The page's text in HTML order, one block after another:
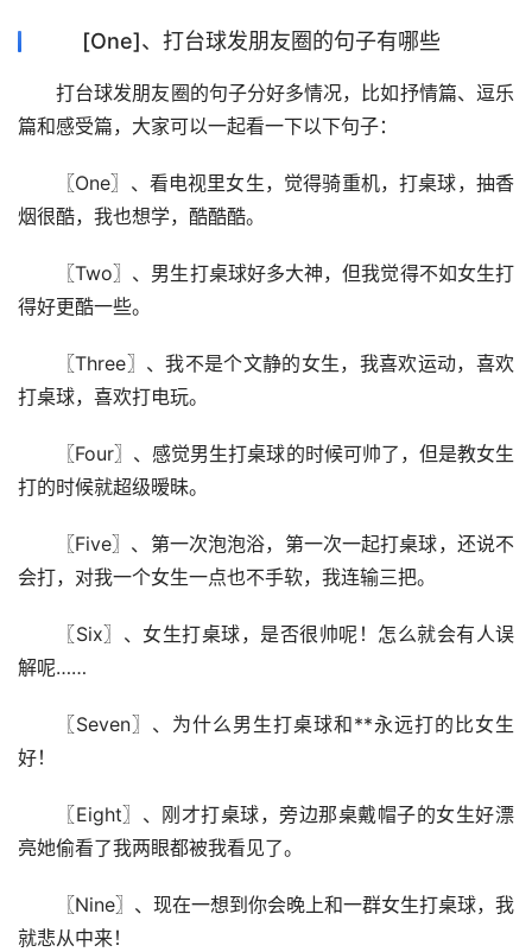
[One]、打台球发朋友圈的句子有哪些
打台球发朋友圈的句子分好多情况，比如抒情篇、逗乐
篇和感受篇，大家可以一起看一下以下句子：
〖One〗、看电视里女生，觉得骑重机，打桌球，抽香
烟很酷，我也想学，酷酷酷。
〖Two〗、男生打桌球好多大神，但我觉得不如女生打
得好更酷一些。
〖Three〗、我不是个文静的女生，我喜欢运动，喜欢
打桌球，喜欢打电玩。
〖Four〗、感觉男生打桌球的时候可帅了，但是教女生
打的时候就超级暧昧。
〖Five〗、第一次泡泡浴，第一次一起打桌球，还说不
会打，对我一个女生一点也不手软，我连输三把。
〖Six〗、女生打桌球，是否很帅呢！怎么就会有人误
解呢……
〖Seven〗、为什么男生打桌球和**永远打的比女生
好！
〖Eight〗、刚才打桌球，旁边那桌戴帽子的女生好漂
亮她偷看了我两眼都被我看见了。
〖Nine〗、现在一想到你会晚上和一群女生打桌球，我
就悲从中来！